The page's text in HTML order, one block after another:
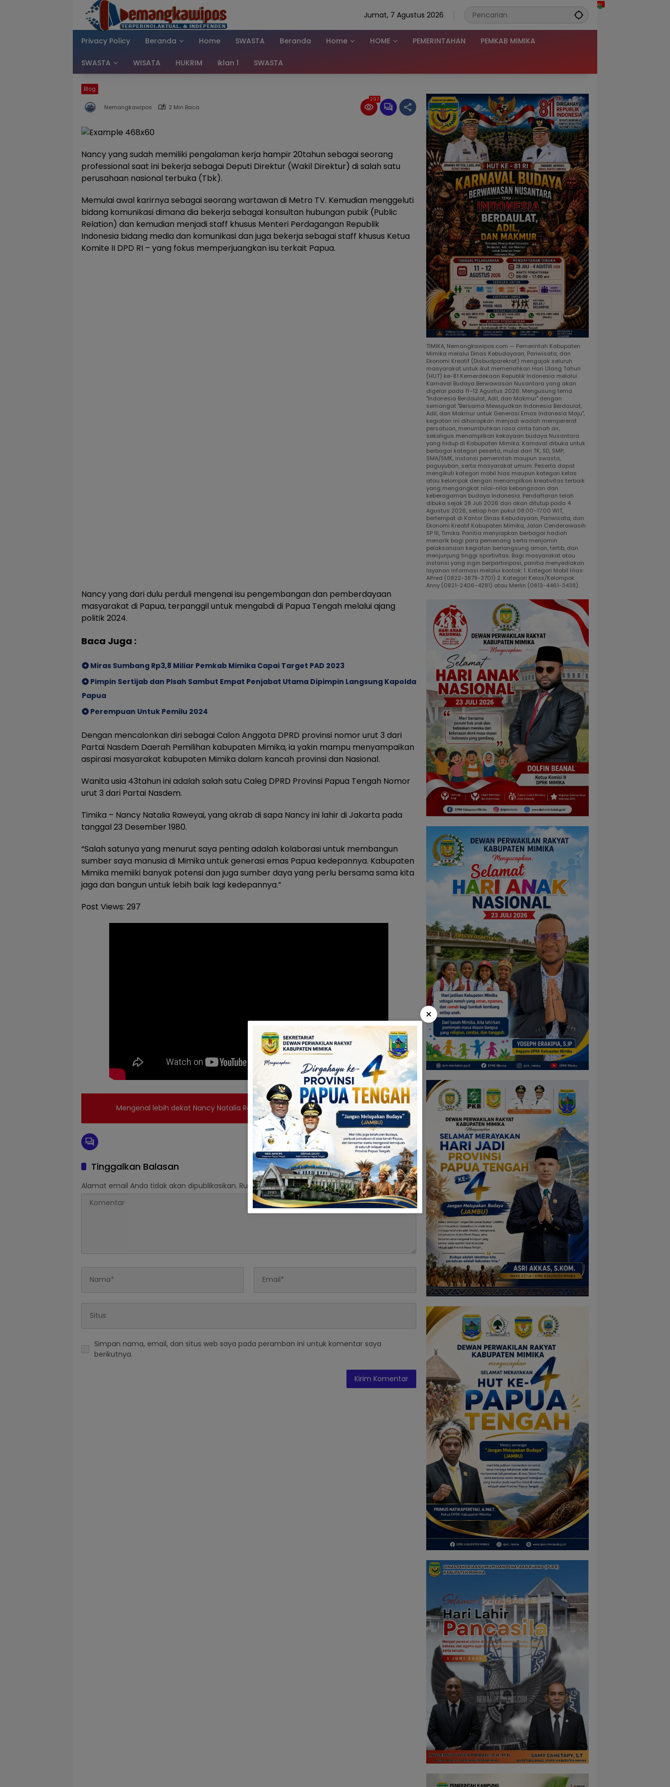
Jumat, 7 Agustus 2026
Privacy Policy Beranda Home SWASTA Beranda Home HOME PEMERINTAHAN PEMKAB MIMIKA
SWASTA WISATA HUKRIM iklan 1 SWASTA
Blog
Nemangkawipos 2 Min Baca
297
Nancy yang sudah memiliki pengalaman kerja hampir 20tahun sebagai seorang
professional saat ini bekerja sebagai Deputi Direktur (Wakil Direktur) di salah satu
perusahaan nasional terbuka (Tbk).
Memulai awal karirnya sebagai seorang wartawan di Metro TV. Kemudian menggeluti
bidang komunikasi dimana dia bekerja sebagai konsultan hubungan pubik (Public
Relation) dan kemudian menjadi staff khusus Menteri Perdagangan Republik
Indonesia bidang media dan komunikasi dan juga bekerja sebagai staff khusus Ketua
Komite II DPD RI – yang fokus memperjuangkan isu terkait Papua.
Nancy yang dari dulu perduli mengenai isu pengembangan dan pemberdayaan
masyarakat di Papua, terpanggil untuk mengabdi di Papua Tengah melalui ajang
politik 2024.
Baca Juga :
Miras Sumbang Rp3,8 Miliar Pemkab Mimika Capai Target PAD 2023
Pimpin Sertijab dan PIsah Sambut Empat Penjabat Utama Dipimpin Langsung Kapolda
Papua
Perempuan Untuk Pemilu 2024
Dengan mencalonkan diri sebagai Calon Anggota DPRD provinsi nomor urut 3 dari
Partai Nasdem Daerah Pemilihan kabupaten Mimika, ia yakin mampu menyampaikan
aspirasi masyarakat kabupaten Mimika dalam kancah provinsi dan Nasional.
Wanita usia 43tahun ini adalah salah satu Caleg DPRD Provinsi Papua Tengah Nomor
urut 3 dari Partai Nasdem.
Timika – Nancy Natalia Raweyai, yang akrab di sapa Nancy ini lahir di Jakarta pada
tanggal 23 Desember 1980.
“Salah satunya yang menurut saya penting adalah kolaborasi untuk membangun
sumber saya manusia di Mimika untuk generasi emas Papua kedepannya. Kabupaten
Mimika memiiki banyak potensi dan juga sumber daya yang perlu bersama sama kita
jaga dan bangun untuk lebih baik lagi kedepannya.”
Post Views: 297
Mengenal lebih dekat Nancy Natalia Raweyai
Tinggalkan Balasan
Alamat email Anda tidak akan dipublikasikan. Ruas yang wajib ditandai*
Simpan nama, email, dan situs web saya pada peramban ini untuk komentar saya
berikutnya.
TIMIKA, Nemangkawipos.com — Pemerintah Kabupaten
Mimika melalui Dinas Kebudayaan, Pariwisata, dan
Ekonomi Kreatif (Disbudparekraf) mengajak seluruh
masyarakat untuk ikut memeriahkan Hari Ulang Tahun
(HUT) ke-81 Kemerdekaan Republik Indonesia melalui
Karnaval Budaya Berwawasan Nusantara yang akan
digelar pada 11–12 Agustus 2026. Mengusung tema
"Indonesia Berdaulat, Adil, dan Makmur" dengan
semangat "Bersama Mewujudkan Indonesia Berdaulat,
Adil, dan Makmur untuk Generasi Emas Indonesia Maju",
kegiatan ini diharapkan menjadi wadah mempererat
persatuan, menumbuhkan rasa cinta tanah air,
sekaligus menampilkan kekayaan budaya Nusantara
yang hidup di Kabupaten Mimika. Karnaval dibuka untuk
berbagai kategori peserta, mulai dari TK, SD, SMP,
SMA/SMK, instansi pemerintah maupun swasta,
paguyuban, serta masyarakat umum. Peserta dapat
mengikuti kategori mobil hias maupun kategori kelas
atau kelompok dengan menampilkan kreativitas terbaik
yang mengangkat nilai-nilai kebangsaan dan
keberagaman budaya Indonesia. Pendaftaran telah
dibuka sejak 28 Juli 2026 dan akan ditutup pada 4
Agustus 2026, setiap hari pukul 08.00–17.00 WIT,
bertempat di Kantor Dinas Kebudayaan, Pariwisata, dan
Ekonomi Kreatif Kabupaten Mimika, Jalan Cenderawasih
SP III, Timika. Panitia menyiapkan berbagai hadiah
menarik bagi para pemenang serta menjamin
pelaksanaan kegiatan berlangsung aman, tertib, dan
menjunjung tinggi sportivitas. Bagi masyarakat atau
instansi yang ingin berpartisipasi, panitia menyediakan
layanan informasi melalui kontak: 1. Kategori Mobil Hias:
Alfred (0822-3879-3701) 2. Kategori Kelas/Kelompok:
Anny (0821-2406-4281) atau Merlin (0813-4461-3438).
×